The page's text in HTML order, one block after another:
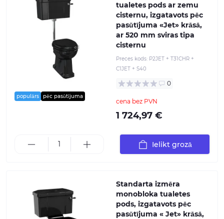
populārs pēc pasūtījuma
tualetes pods ar zemu
cisternu, izgatavots pēc
pasūtījuma «Jet» krāsā,
ar 520 mm sviras tipa
cisternu
Preces kods: P2JET + T31CHR +
C1JET + S40
0
cena bez PVN
1 724,97 €
Ielikt grozā
Standarta izmēra
monobloka tualetes
pods, izgatavots pēc
pasūtījuma « Jet» krāsā,